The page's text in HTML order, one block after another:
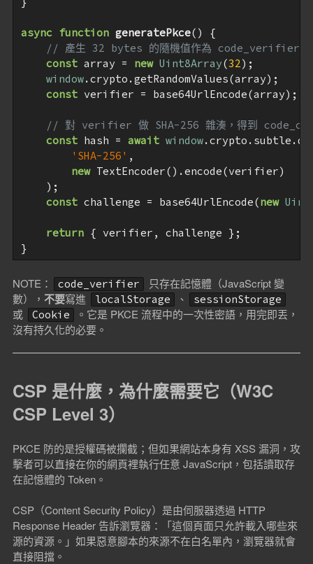
async function generatePkce( ) {
// 產生 32 bytes 的隨機值作為 code_verifier
const array = new Uint8Array(32);
window.crypto.getRandomValues(array);
const verifier = base64UrlEncode(array);
// 對 verifier 做 SHA-256 雜湊，得到
const hash = await window
'SHA-256' ,
new TextEncoder().encode(verifier)
    );
const challenge = base64UrlEncode(new
return { verifier, challenge };
NOTE： code_verifier
只存在記憶體（JavaScript 變
數）， 不要寫進 localStorage 、 sessionStorage
或 Cookie
。它是 PKCE 流程中的一次性密語，用完即丟，
沒有持久化的必要。
CSP 是什麼，為什麼需要它（W3C
CSP Level 3）
PKCE 防的是授權碼被攔截；但如果網站本身有 XSS 漏洞，攻
擊者可以直接在你的網頁裡執行任意 JavaScript，包括讀取存
在記憶體的 Token。
CSP（Content Security Policy）是由伺服器透過 HTTP
Response Header 告訴瀏覽器：「這個頁面只允許載入哪些來
源的資源。」如果惡意腳本的來源不在白名單內，瀏覽器就會
直接阻擋。